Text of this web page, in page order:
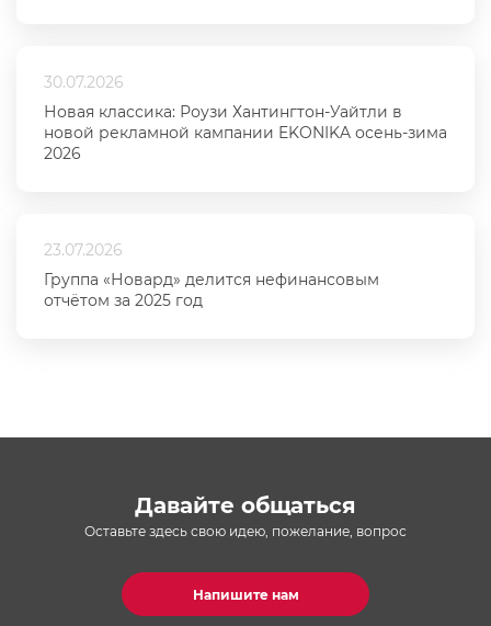
30.07.2026
Новая классика: Роузи Хантингтон-Уайтли в
новой рекламной кампании EKONIKA осень-зима
2026
23.07.2026
Группа «Новард» делится нефинансовым
отчётом за 2025 год
Давайте общаться
Оставьте здесь свою идею, пожелание, вопрос
Напишите нам